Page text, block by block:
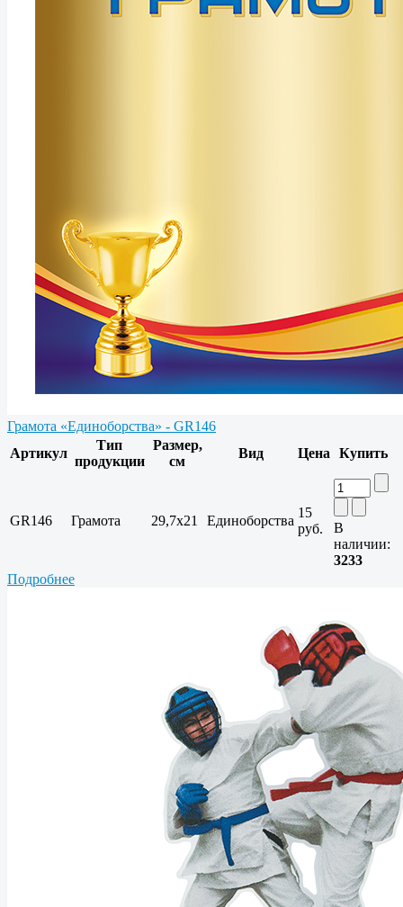
Грамота «Единоборства» - GR146
Артикул
Тип
продукции
Размер,
см
Вид Цена Купить
GR146 Грамота 29,7x21 Единоборства
15
руб.
В
наличии:
3233
Подробнее